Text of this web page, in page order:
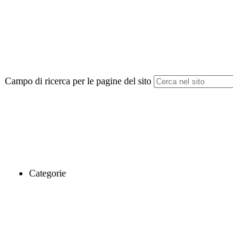
Campo di ricerca per le pagine del sito
Categorie